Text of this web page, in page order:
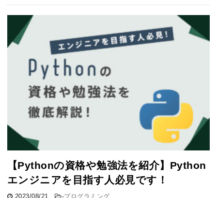
【Pythonの資格や勉強法を紹介】Python
エンジニアを目指す人必見です！
2023/08/21 -プログラミング